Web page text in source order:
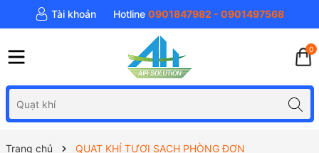
Tài khoản Hotline 0901847982 - 0901497568
0
Trang chủ QUẠT KHÍ TƯƠI SẠCH PHÒNG ĐƠN